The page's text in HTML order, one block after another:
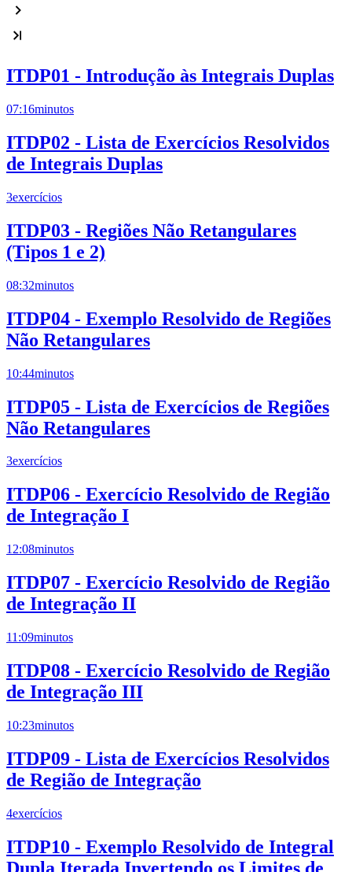
ITDP01 - Introdução às Integrais Duplas
07:16minutos
ITDP02 - Lista de Exercícios Resolvidos
de Integrais Duplas
3exercícios
ITDP03 - Regiões Não Retangulares
(Tipos 1 e 2)
08:32minutos
ITDP04 - Exemplo Resolvido de Regiões
Não Retangulares
10:44minutos
ITDP05 - Lista de Exercícios de Regiões
Não Retangulares
3exercícios
ITDP06 - Exercício Resolvido de Região
de Integração I
12:08minutos
ITDP07 - Exercício Resolvido de Região
de Integração II
11:09minutos
ITDP08 - Exercício Resolvido de Região
de Integração III
10:23minutos
ITDP09 - Lista de Exercícios Resolvidos
de Região de Integração
4exercícios
ITDP10 - Exemplo Resolvido de Integral
Dupla Iterada Invertendo os Limites de